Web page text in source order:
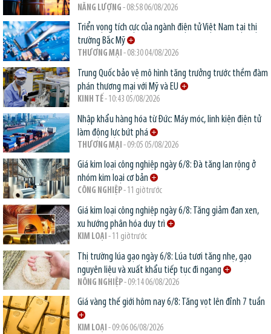
NĂNG LƯỢNG - 08:58 06/08/2026
Triển vọng tích cực của ngành điện tử Việt Nam tại thị
trường Bắc Mỹ
THƯƠNG MẠI - 08:30 04/08/2026
Trung Quốc bảo vệ mô hình tăng trưởng trước thềm đàm
phán thương mại với Mỹ và EU
KINH TẾ- 10:43 05/08/2026
Nhập khẩu hàng hóa từ Đức: Máy móc, linh kiện điện tử
làm động lực bứt phá
THƯƠNG MẠI - 09:05 05/08/2026
Giá kim loại công nghiệp ngày 6/8: Đà tăng lan rộng ở
nhóm kim loại cơ bản
CÔNG NGHIỆP- 11 giờ trước
Giá kim loại công nghiệp ngày 6/8: Tăng giảm đan xen,
xu hướng phân hóa duy trì
KIM LOẠI - 11 giờ trước
Thị trường lúa gạo ngày 6/8: Lúa tươi tăng nhẹ, gạo
nguyên liệu và xuất khẩu tiếp tục đi ngang
NÔNG NGHIỆP- 09:14 06/08/2026
Giá vàng thế giới hôm nay 6/8: Tăng vọt lên đỉnh 7 tuần
KIM LOẠI - 09:06 06/08/2026